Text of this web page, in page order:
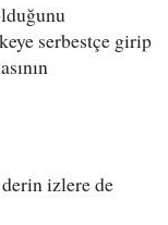
serbestçe girip
derin izlere de